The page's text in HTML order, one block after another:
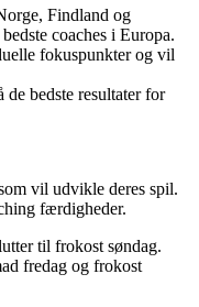
Findland og
coaches i Europa.
fokuspunkter og vil
bedste resultater for
vil udvikle deres spil.
færdigheder.
til frokost søndag.
fredag og frokost